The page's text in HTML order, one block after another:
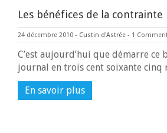
Les bénéfices de la contrainte
24 décembre 2010 - Custin d'Astrée - 1
C’est aujourd’hui que démarre ce
journal en trois cent soixante
En savoir plus